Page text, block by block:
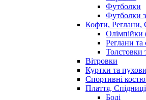
Футболки
Футболки
Кофти, Реглани,
Олімпійки
Реглани та
Толстовки
Вітровки
Куртки та
Спортивні
Плаття,
Боді